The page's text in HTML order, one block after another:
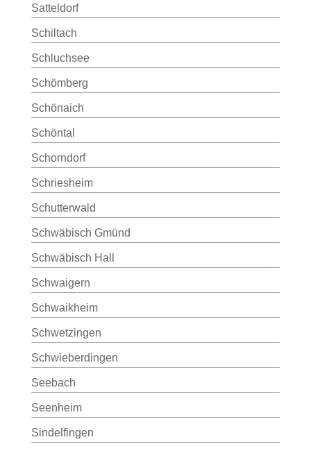
Satteldorf
Schiltach
Schluchsee
Schömberg
Schönaich
Schöntal
Schorndorf
Schriesheim
Schutterwald
Schwäbisch Gmünd
Schwäbisch Hall
Schwaigern
Schwaikheim
Schwetzingen
Schwieberdingen
Seebach
Seenheim
Sindelfingen